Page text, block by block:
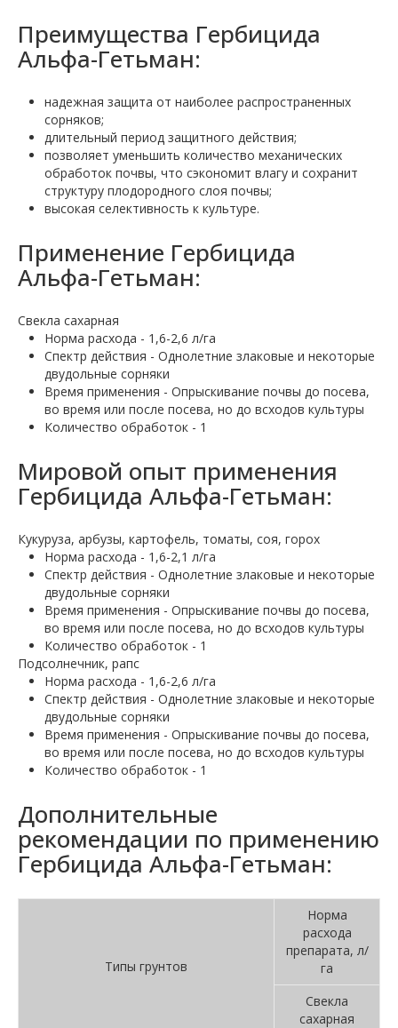
Преимущества Гербицида
Альфа-Гетьман:
надежная защита от наиболее распространенных
сорняков;
длительный период защитного действия;
позволяет уменьшить количество механических
обработок почвы, что сэкономит влагу и сохранит
структуру плодородного слоя почвы;
высокая селективность к культуре.
Применение Гербицида
Альфа-Гетьман:
Свекла сахарная
Норма расхода - 1,6-2,6 л/га
Спектр действия - Однолетние злаковые и некоторые
двудольные сорняки
Время применения - Опрыскивание почвы до посева,
во время или после посева, но до всходов культуры
Количество обработок - 1
Мировой опыт применения
Гербицида Альфа-Гетьман:
Кукуруза, арбузы, картофель, томаты, соя, горох
Норма расхода - 1,6-2,1 л/га
Спектр действия - Однолетние злаковые и некоторые
двудольные сорняки
Время применения - Опрыскивание почвы до посева,
во время или после посева, но до всходов культуры
Количество обработок - 1
Подсолнечник, рапс
Норма расхода - 1,6-2,6 л/га
Спектр действия - Однолетние злаковые и некоторые
двудольные сорняки
Время применения - Опрыскивание почвы до посева,
во время или после посева, но до всходов культуры
Количество обработок - 1
Дополнительные
рекомендации по применению
Гербицида Альфа-Гетьман:
Типы грунтов
Норма
расхода
препарата, л/
га
Свекла
сахарная